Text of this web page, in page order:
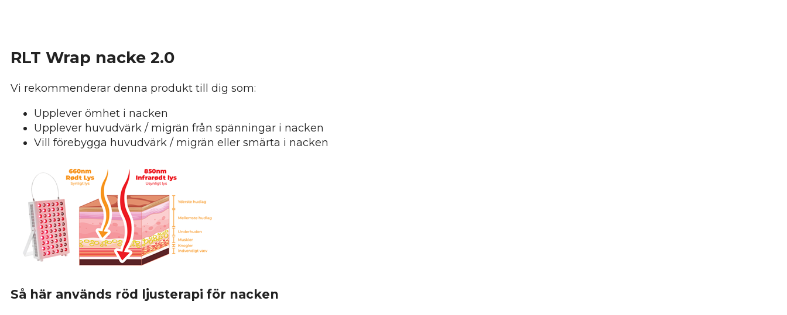
RLT Wrap nacke 2.0
Vi rekommenderar denna produkt till dig som:
Upplever ömhet i nacken
Upplever huvudvärk / migrän från spänningar i nacken
Vill förebygga huvudvärk / migrän eller smärta i nacken
Så här används röd ljusterapi för nacken